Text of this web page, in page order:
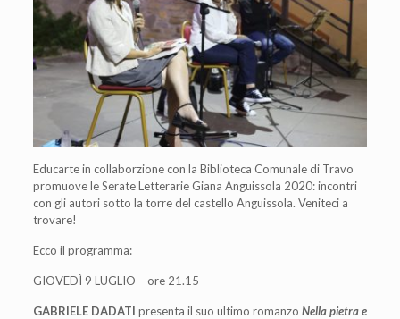
Educarte in collaborzione con la Biblioteca Comunale di Travo
promuove le Serate Letterarie Giana Anguissola 2020: incontri
con gli autori sotto la torre del castello Anguissola. Veniteci a
trovare!
Ecco il programma:
GIOVEDÌ 9 LUGLIO – ore 21.15
GABRIELE DADATI presenta il suo ultimo romanzo Nella pietra e